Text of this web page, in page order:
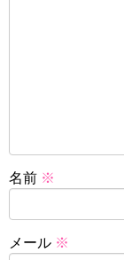
名前 ※
メール ※